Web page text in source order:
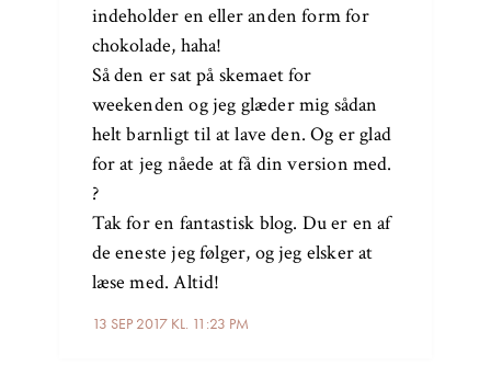
13 SEP 2017 KL. 11:23 PM
indeholder en eller anden form for
chokolade, haha!
Så den er sat på skemaet for
weekenden og jeg glæder mig sådan
helt barnligt til at lave den. Og er glad
for at jeg nåede at få din version med.
?
Tak for en fantastisk blog. Du er en af
de eneste jeg følger, og jeg elsker at
læse med. Altid!